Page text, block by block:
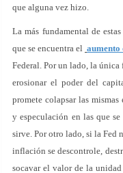
que alguna vez hizo.
La más fundamental de
que se encuentra el
Federal. Por un lado, la
erosionar el poder del
promete colapsar las
y especulación en las que
sirve. Por otro lado, si la Fed
inflación se descontrole,
socavar el valor de la